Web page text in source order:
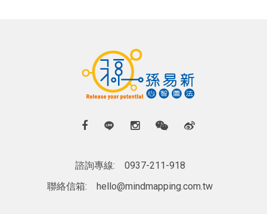
諮詢專線:
0937-211-918
聯絡信箱:
hello@mindmapping.com.tw